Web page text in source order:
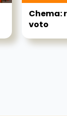
Chema:
voto